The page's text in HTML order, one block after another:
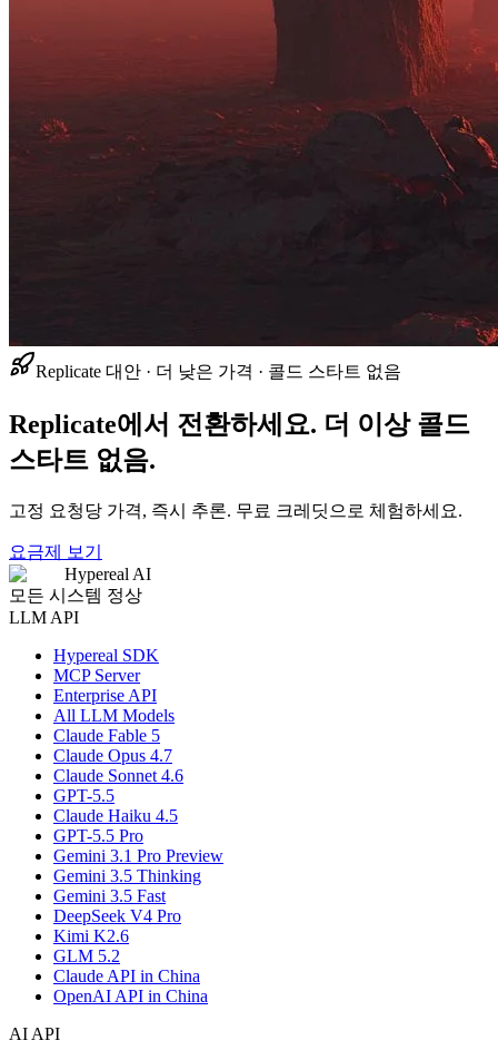
Replicate 대안 · 더 낮은 가격 · 콜드 스타트 없음
Replicate에서 전환하세요. 더 이상 콜드
스타트 없음.
고정 요청당 가격, 즉시 추론. 무료 크레딧으로 체험하세요.
요금제 보기
Hypereal AI
모든 시스템 정상
LLM API
Hypereal SDK
MCP Server
Enterprise API
All LLM Models
Claude Fable 5
Claude Opus 4.7
Claude Sonnet 4.6
GPT-5.5
Claude Haiku 4.5
GPT-5.5 Pro
Gemini 3.1 Pro Preview
Gemini 3.5 Thinking
Gemini 3.5 Fast
DeepSeek V4 Pro
Kimi K2.6
GLM 5.2
Claude API in China
OpenAI API in China
AI API